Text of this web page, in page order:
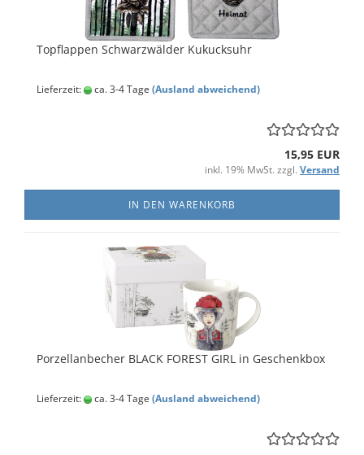
Topflappen Schwarzwälder Kukucksuhr
Lieferzeit: ca. 3-4 Tage (Ausland abweichend)
15,95 EUR
inkl. 19% MwSt. zzgl. Versand
IN DEN WARENKORB
Porzellanbecher BLACK FOREST GIRL in Geschenkbox
Lieferzeit: ca. 3-4 Tage (Ausland abweichend)